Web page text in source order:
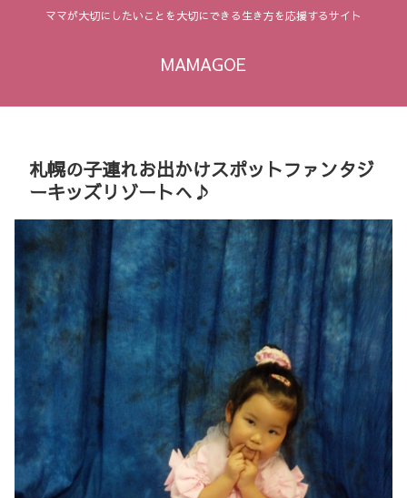
ママが大切にしたいことを大切にできる生き方を応援するサイト
MAMAGOE
札幌の子連れお出かけスポットファンタジ
ーキッズリゾートへ♪